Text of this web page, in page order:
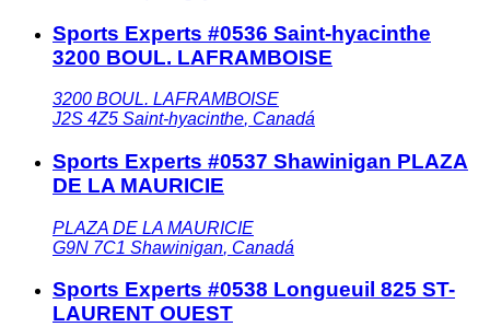
Sports Experts #0536 Saint-hyacinthe
3200 BOUL. LAFRAMBOISE
3200 BOUL. LAFRAMBOISE
J2S 4Z5 Saint-hyacinthe, Canadá
Sports Experts #0537 Shawinigan PLAZA
DE LA MAURICIE
PLAZA DE LA MAURICIE
G9N 7C1 Shawinigan, Canadá
Sports Experts #0538 Longueuil 825 ST-
LAURENT OUEST